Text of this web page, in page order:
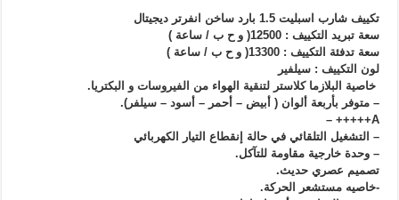
تكييف شارب اسبليت 1.5 بارد ساخن انفرتر ديجيتال
سعة تبريد التكييف : 12500( و ح ب / ساعة )
سعة تدفئة التكييف : 13300( و ح ب / ساعة )
لون التكييف : سيلفير
خاصية البلازما كلاستر لتنقية الهواء من الفيروسات و البكتريا.
– متوفر بأربعة ألوان ( أبيض – أحمر – أسود – سيلفر).
A+++++ –
– التشغيل التلقائي في حالة إنقطاع التيار الكهربائي
– وحدة خارجية مقاومة للتآكل.
تصميم عصري حديث.
-خاصيه مستشعر الحركة.